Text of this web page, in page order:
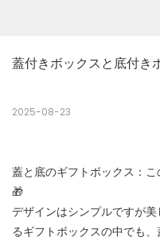
蓋付きボックスと底付き
2025-08-23
蓋と底のギフトボックス：
🎁
デザインはシンプルですが
るギフトボックスの中でも